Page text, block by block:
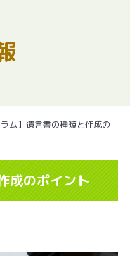
ラム】遺言書の種類と作成の
成のポイント